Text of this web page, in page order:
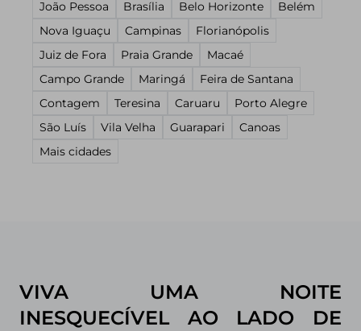
João Pessoa
Brasília Belo Horizonte
Belém
Nova Iguaçu
Campinas
Florianópolis
Juiz de Fora
Praia Grande
Macaé
Campo Grande
Maringá
Feira de Santana
Contagem
Teresina Caruaru
Porto Alegre
São Luís
Vila Velha Guarapari
Canoas
Mais cidades
VIVA UMA NOITE
INESQUECÍVEL AO LADO DE